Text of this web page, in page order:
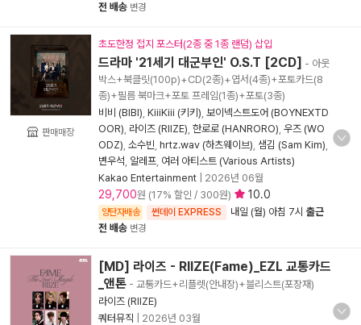
전 배송 변경
판매매장
초도한정 접지 포스터(2종 중 1종 랜덤) 삽입
드라마 '21세기 대군부인' O.S.T [2CD] - 아웃
박스+북클릿(100p)+CD(2종)+엽서(4종)+포토카드(8
종)+필름 북마크+포토 프레임(1종)+포토(3종)
비비 (BIBI) KiiiKiii (키키) 보이넥스트도어 (BOYNEXTD
OOR) 라이즈 (RIIZE) 한로로 (HANRORO) 우즈 (WO
ODZ) 소수빈 hrtz.wav (하츠웨이브) 샘김 (Sam Kim)
변우석 알레프 여러 아티스트 (Various Artists)
Kakao Entertainment
2026년 06월
29,700원 (17% 할인 / 300원) 10.0
양탄자배송 썬데이 EXPRESS 내일 (월) 아침 7시 출근
전 배송 변경
[MD] 라이즈 - RIIZE(Fame)_EZL 교통카드
_앤톤 - 교통카드+리플렛(안내장)+블리스트(포장재)
라이즈 (RIIZE)
쿼터뮤직
2026년 03월